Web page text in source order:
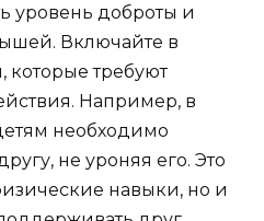
уровень доброты и
Включайте в
которые требуют
Например, в
необходимо
не уроняя его. Это
навыки, но и